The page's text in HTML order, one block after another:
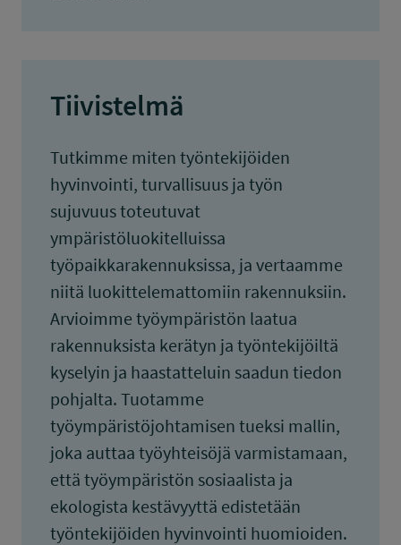
Tiivistelmä
Tutkimme miten työntekijöiden
hyvinvointi, turvallisuus ja työn
sujuvuus toteutuvat
ympäristöluokitelluissa
työpaikkarakennuksissa, ja vertaamme
niitä luokittelemattomiin rakennuksiin.
Arvioimme työympäristön laatua
rakennuksista kerätyn ja työntekijöiltä
kyselyin ja haastatteluin saadun tiedon
pohjalta. Tuotamme
työympäristöjohtamisen tueksi mallin,
joka auttaa työyhteisöjä varmistamaan,
että työympäristön sosiaalista ja
ekologista kestävyyttä edistetään
työntekijöiden hyvinvointi huomioiden.